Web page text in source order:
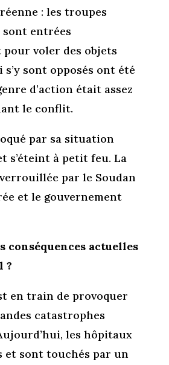
: les troupes
entrées
voler des objets
s’y sont opposés ont été
d’action était assez
le conflit.
par sa situation
s’éteint à petit feu. La
par le Soudan
et le gouvernement
conséquences actuelles
?
en train de provoquer
catastrophes
les hôpitaux
et sont touchés par un